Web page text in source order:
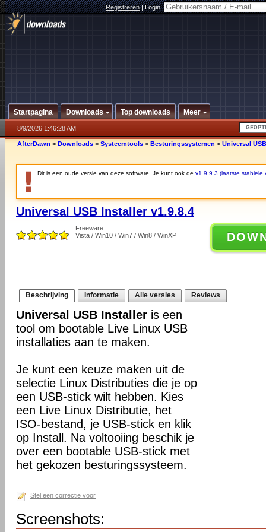
Registreren|Login:
Startpagina Downloads Top downloads Meer
8/9/2026 1:46:28 AM
AfterDawn > Downloads > Systeemtools > Besturingssystemen > Universal
Dit is een oude versie van deze software. Je kunt ook de v1.9.9.3 (laatste stabiele
Universal USB Installer v1.9.8.4
Freeware
Vista / Win10 / Win7 / Win8 / WinXP
Beschrijving Informatie Alle versies Reviews
Universal USB Installer is een
tool om bootable Live Linux USB
installaties aan te maken.
Je kunt een keuze maken uit de
selectie Linux Distributies die je op
een USB-stick wilt hebben. Kies
een Live Linux Distributie, het
ISO-bestand, je USB-stick en klik
op Install. Na voltooiing beschik je
over een bootable USB-stick met
het gekozen besturingssysteem.
Stel een correctie voor
Screenshots: